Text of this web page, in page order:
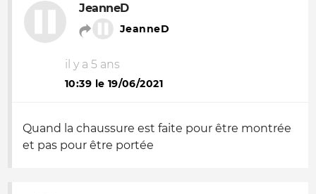
JeanneD
JeanneD
il y a 5 ans
10:39 le 19/06/2021
Quand la chaussure est faite pour être montrée
et pas pour être portée